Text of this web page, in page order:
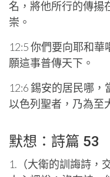
名，將他所行的傳揚
崇。
12:5 你們要向耶和
願這事普傳天下。
12:6 錫安的居民哪
以色列聖者，乃為至
默想：詩篇 53
1.（大衛的訓誨詩，